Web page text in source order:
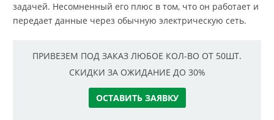
задачей. Несомненный его плюс в том, что он работает и
передает данные через обычную электрическую сеть.
ПРИВЕЗЕМ ПОД ЗАКАЗ ЛЮБОЕ КОЛ-ВО ОТ 50ШТ.
СКИДКИ ЗА ОЖИДАНИЕ ДО 30%
ОСТАВИТЬ ЗАЯВКУ